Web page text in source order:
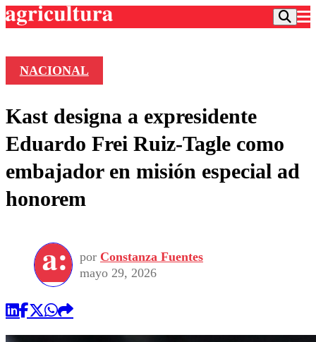
Frecuencias
Agricultura TV
Deportes
Colo Colo
Motor
Torneo Internacional
Torneo Nacional
Entretención
Internacional
Nacional
Vida Social
Programas
Comercial
NACIONAL
Kast designa a expresidente
Eduardo Frei Ruiz-Tagle como
embajador en misión especial ad
honorem
por Constanza Fuentes
mayo 29, 2026